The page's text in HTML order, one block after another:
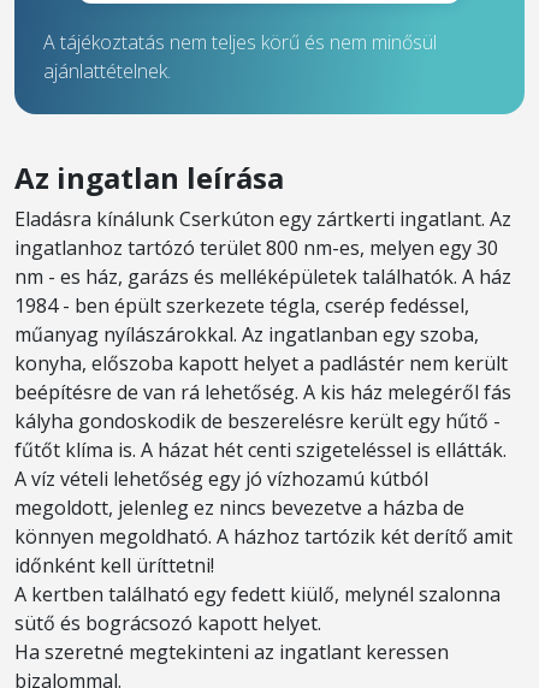
A tájékoztatás nem teljes körű és nem minősül
ajánlattételnek.
Az ingatlan leírása
Eladásra kínálunk Cserkúton egy zártkerti ingatlant. Az
ingatlanhoz tartózó terület 800 nm-es, melyen egy 30
nm - es ház, garázs és melléképületek találhatók. A ház
1984 - ben épült szerkezete tégla, cserép fedéssel,
műanyag nyílászárokkal. Az ingatlanban egy szoba,
konyha, előszoba kapott helyet a padlástér nem került
beépítésre de van rá lehetőség. A kis ház melegéről fás
kályha gondoskodik de beszerelésre került egy hűtő -
fűtőt klíma is. A házat hét centi szigeteléssel is ellátták.
A víz vételi lehetőség egy jó vízhozamú kútból
megoldott, jelenleg ez nincs bevezetve a házba de
könnyen megoldható. A házhoz tartózik két derítő amit
időnként kell üríttetni!
A kertben található egy fedett kiülő, melynél szalonna
sütő és bográcsozó kapott helyet.
Ha szeretné megtekinteni az ingatlant keressen
bizalommal.